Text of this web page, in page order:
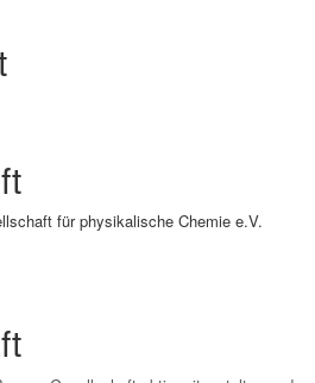
für physikalische Chemie e.V.